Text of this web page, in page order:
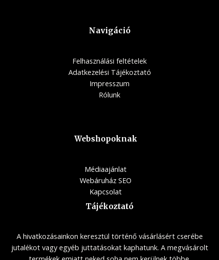
Navigáció
Felhasználási feltételek
Adatkezelési Tájékoztató
Impresszum
Rólunk
Webshopoknak
Médiaajánlat
Webáruház SEO
Kapcsolat
Tájékoztató
A hivatkozásainkon keresztül történő vásárlásért cserébe
jutalékot vagy egyéb juttatásokat kaphatunk. A megvásárolt